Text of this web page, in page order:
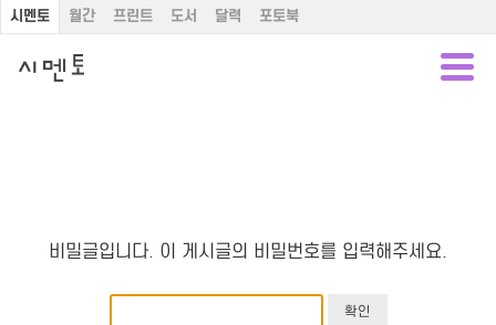
시멘토 월간 프린트 도서 달력 포토북
비밀글입니다. 이 게시글의 비밀번호를 입력해주세요.